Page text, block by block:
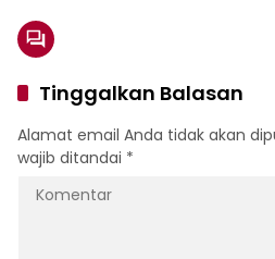
Tinggalkan Balasan
Alamat email Anda tidak akan
wajib ditandai *